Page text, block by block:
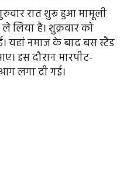
रात शुरू हुआ मामूली
लिया है। शुक्रवार को
यहां नमाज के बाद बस स्टैंड
इस दौरान मारपीट-
लगा दी गई।